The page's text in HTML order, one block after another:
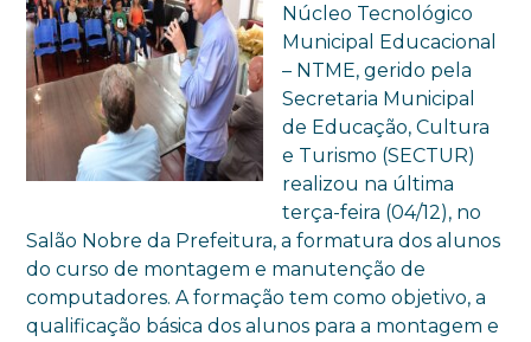
Núcleo Tecnológico
Municipal Educacional
– NTME, gerido pela
Secretaria Municipal
de Educação, Cultura
e Turismo (SECTUR)
realizou na última
terça-feira (04/12), no
Salão Nobre da Prefeitura, a formatura dos alunos
do curso de montagem e manutenção de
computadores. A formação tem como objetivo, a
qualificação básica dos alunos para a montagem e